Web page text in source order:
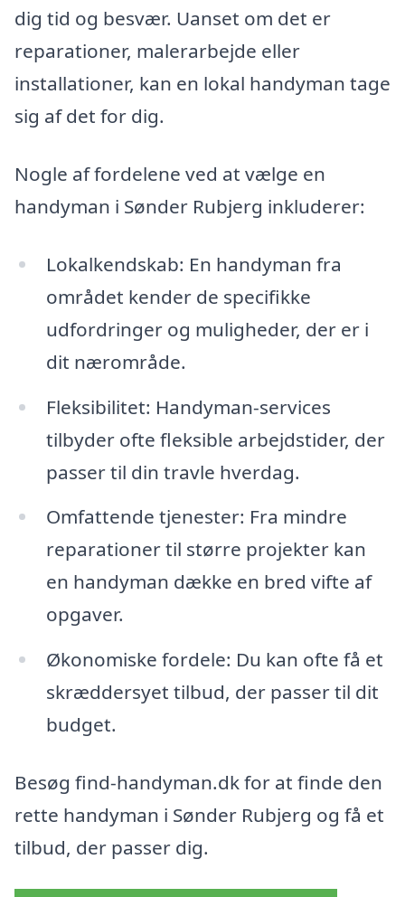
dig tid og besvær. Uanset om det er
reparationer, malerarbejde eller
installationer, kan en lokal handyman tage
sig af det for dig.
Nogle af fordelene ved at vælge en
handyman i Sønder Rubjerg inkluderer:
Lokalkendskab: En handyman fra
området kender de specifikke
udfordringer og muligheder, der er i
dit nærområde.
Fleksibilitet: Handyman-services
tilbyder ofte fleksible arbejdstider, der
passer til din travle hverdag.
Omfattende tjenester: Fra mindre
reparationer til større projekter kan
en handyman dække en bred vifte af
opgaver.
Økonomiske fordele: Du kan ofte få et
skræddersyet tilbud, der passer til dit
budget.
Besøg find-handyman.dk for at finde den
rette handyman i Sønder Rubjerg og få et
tilbud, der passer dig.